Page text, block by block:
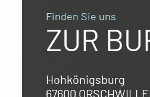
Finden Sie uns
ZUR
Hohkönigsburg
67600